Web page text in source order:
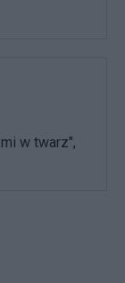
w twarz",